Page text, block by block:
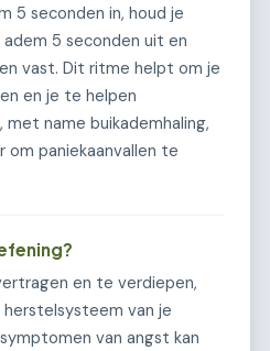
5 seconden in, houd je
5 seconden uit en
vast. Dit ritme helpt om je
en je te helpen
name buikademhaling,
paniekaanvallen te
en te verdiepen,
van je
van angst kan